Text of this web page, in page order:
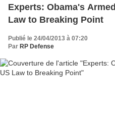
Experts: Obama's
Law to Breaking Point
Publié le 24/04/2013 à 07:20
Par RP Defense